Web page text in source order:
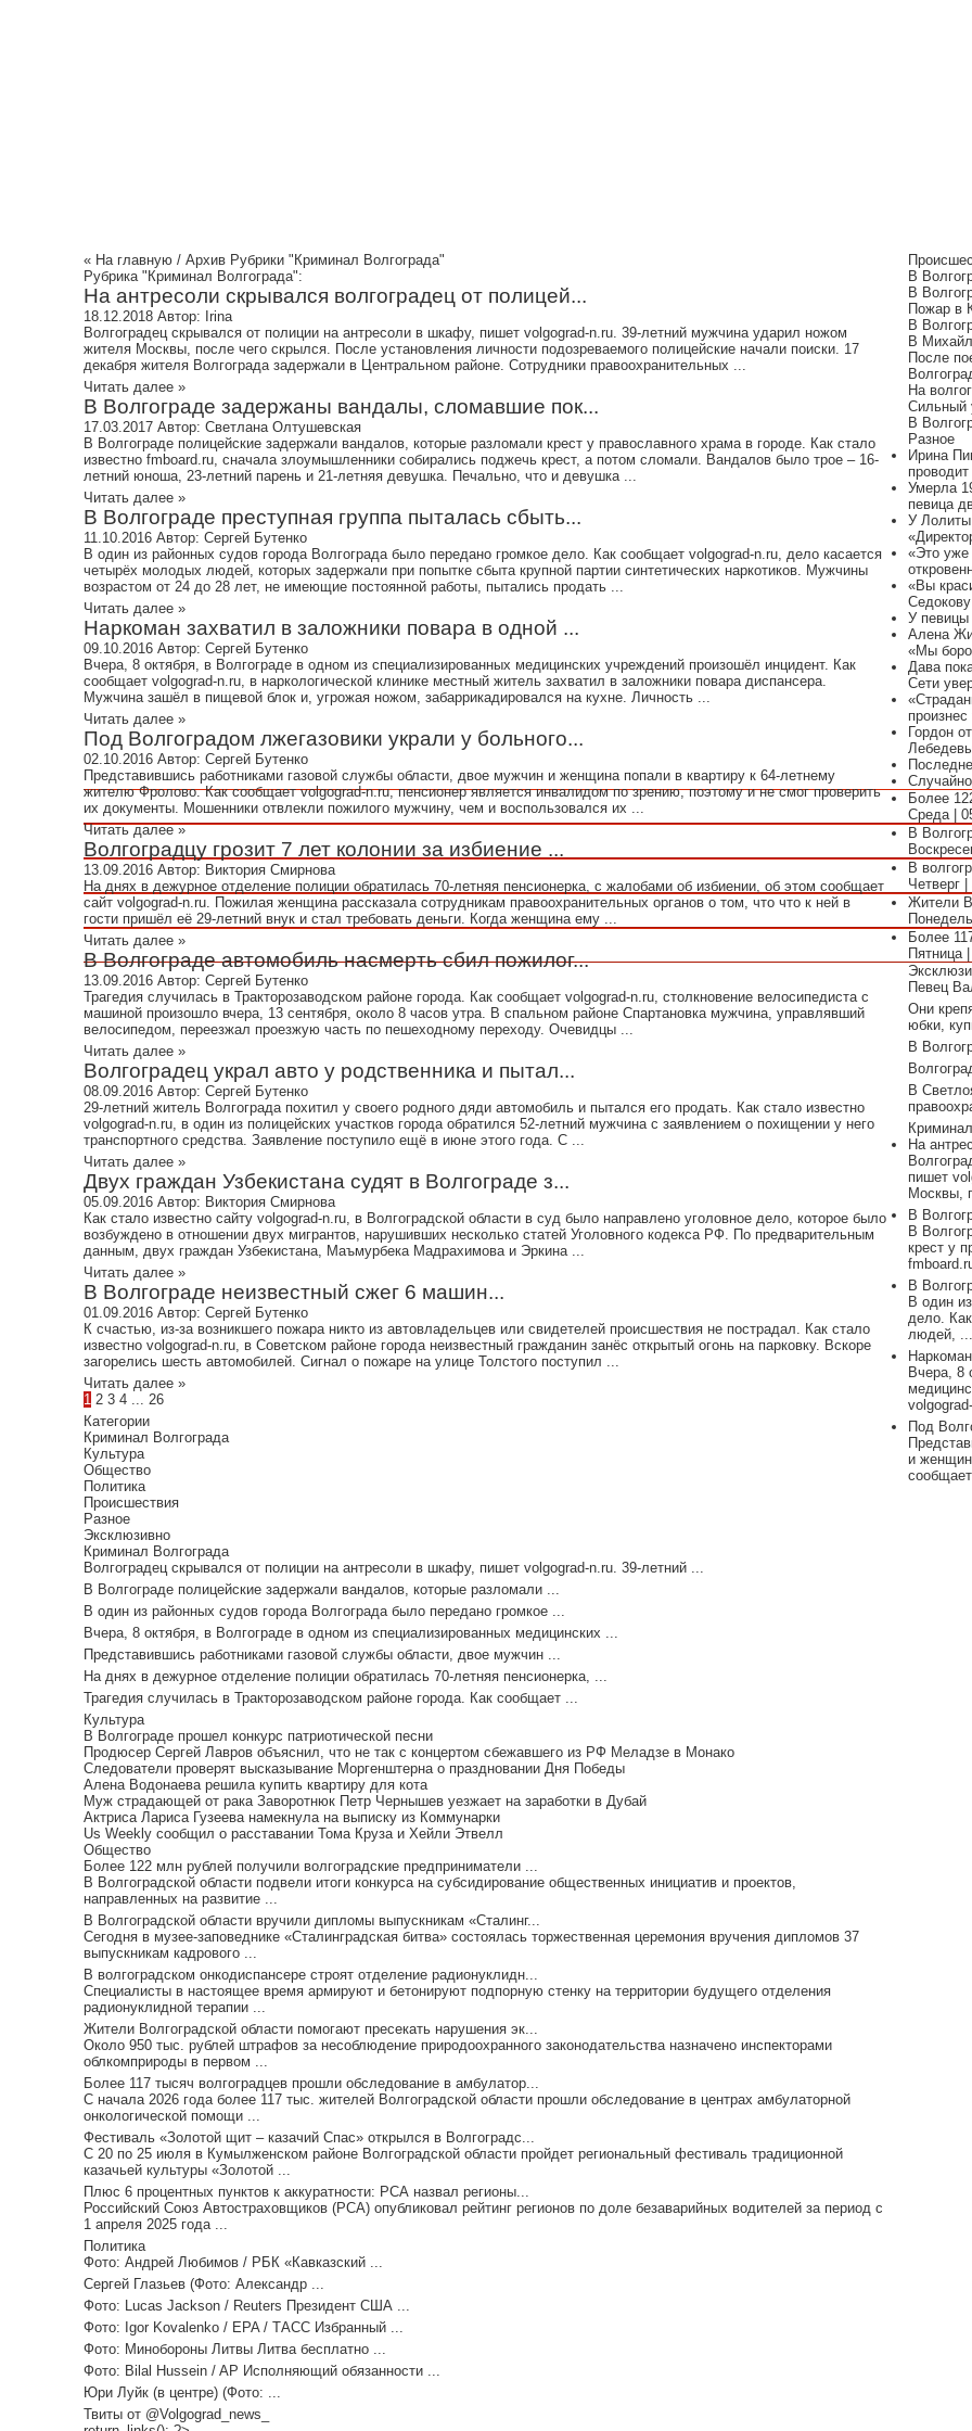
« На главную / Архив Рубрики "Криминал Волгограда"
Рубрика "Криминал Волгограда":
На антресоли скрывался волгоградец от полицей...
18.12.2018 Автор: Irina
Волгоградец скрывался от полиции на антресоли в шкафу, пишет volgograd-n.ru. 39-летний мужчина ударил ножом
жителя Москвы, после чего скрылся. После установления личности подозреваемого полицейские начали поиски. 17
декабря жителя Волгограда задержали в Центральном районе. Сотрудники правоохранительных ...
Читать далее »
В Волгограде задержаны вандалы, сломавшие пок...
17.03.2017 Автор: Светлана Олтушевская
В Волгограде полицейские задержали вандалов, которые разломали крест у православного храма в городе. Как стало
известно fmboard.ru, сначала злоумышленники собирались поджечь крест, а потом сломали. Вандалов было трое – 16-
летний юноша, 23-летний парень и 21-летняя девушка. Печально, что и девушка ...
Читать далее »
В Волгограде преступная группа пыталась сбыть...
11.10.2016 Автор: Сергей Бутенко
В один из районных судов города Волгограда было передано громкое дело. Как сообщает volgograd-n.ru, дело касается
четырёх молодых людей, которых задержали при попытке сбыта крупной партии синтетических наркотиков. Мужчины
возрастом от 24 до 28 лет, не имеющие постоянной работы, пытались продать ...
Читать далее »
Наркоман захватил в заложники повара в одной ...
09.10.2016 Автор: Сергей Бутенко
Вчера, 8 октября, в Волгограде в одном из специализированных медицинских учреждений произошёл инцидент. Как
сообщает volgograd-n.ru, в наркологической клинике местный житель захватил в заложники повара диспансера.
Мужчина зашёл в пищевой блок и, угрожая ножом, забаррикадировался на кухне. Личность ...
Читать далее »
Под Волгоградом лжегазовики украли у больного...
02.10.2016 Автор: Сергей Бутенко
Представившись работниками газовой службы области, двое мужчин и женщина попали в квартиру к 64-летнему
жителю Фролово. Как сообщает volgograd-n.ru, пенсионер является инвалидом по зрению, поэтому и не смог проверить
их документы. Мошенники отвлекли пожилого мужчину, чем и воспользовался их ...
Читать далее »
Волгоградцу грозит 7 лет колонии за избиение ...
13.09.2016 Автор: Виктория Смирнова
На днях в дежурное отделение полиции обратилась 70-летняя пенсионерка, с жалобами об избиении, об этом сообщает
сайт volgograd-n.ru. Пожилая женщина рассказала сотрудникам правоохранительных органов о том, что что к ней в
гости пришёл её 29-летний внук и стал требовать деньги. Когда женщина ему ...
Читать далее »
В Волгограде автомобиль насмерть сбил пожилог...
13.09.2016 Автор: Сергей Бутенко
Трагедия случилась в Тракторозаводском районе города. Как сообщает volgograd-n.ru, столкновение велосипедиста с
машиной произошло вчера, 13 сентября, около 8 часов утра. В спальном районе Спартановка мужчина, управлявший
велосипедом, переезжал проезжую часть по пешеходному переходу. Очевидцы ...
Читать далее »
Волгоградец украл авто у родственника и пытал...
08.09.2016 Автор: Сергей Бутенко
29-летний житель Волгограда похитил у своего родного дяди автомобиль и пытался его продать. Как стало известно
volgograd-n.ru, в один из полицейских участков города обратился 52-летний мужчина с заявлением о похищении у него
транспортного средства. Заявление поступило ещё в июне этого года. С ...
Читать далее »
Двух граждан Узбекистана судят в Волгограде з...
05.09.2016 Автор: Виктория Смирнова
Как стало известно сайту volgograd-n.ru, в Волгоградской области в суд было направлено уголовное дело, которое было
возбуждено в отношении двух мигрантов, нарушивших несколько статей Уголовного кодекса РФ. По предварительным
данным, двух граждан Узбекистана, Маъмурбека Мадрахимова и Эркина ...
Читать далее »
В Волгограде неизвестный сжег 6 машин...
01.09.2016 Автор: Сергей Бутенко
К счастью, из-за возникшего пожара никто из автовладельцев или свидетелей происшествия не пострадал. Как стало
известно volgograd-n.ru, в Советском районе города неизвестный гражданин занёс открытый огонь на парковку. Вскоре
загорелись шесть автомобилей. Сигнал о пожаре на улице Толстого поступил ...
Читать далее »
1 2 3 4 ... 26
Категории
Криминал Волгограда
Культура
Общество
Политика
Происшествия
Разное
Эксклюзивно
Криминал Волгограда
Волгоградец скрывался от полиции на антресоли в шкафу, пишет volgograd-n.ru. 39-летний ...
В Волгограде полицейские задержали вандалов, которые разломали ...
В один из районных судов города Волгограда было передано громкое ...
Вчера, 8 октября, в Волгограде в одном из специализированных медицинских ...
Представившись работниками газовой службы области, двое мужчин ...
На днях в дежурное отделение полиции обратилась 70-летняя пенсионерка, ...
Трагедия случилась в Тракторозаводском районе города. Как сообщает ...
Культура
В Волгограде прошел конкурс патриотической песни
Продюсер Сергей Лавров объяснил, что не так с концертом сбежавшего из РФ Меладзе в Монако
Следователи проверят высказывание Моргенштерна о праздновании Дня Победы
Алена Водонаева решила купить квартиру для кота
Муж страдающей от рака Заворотнюк Петр Чернышев уезжает на заработки в Дубай
Актриса Лариса Гузеева намекнула на выписку из Коммунарки
Us Weekly сообщил о расставании Тома Круза и Хейли Этвелл
Общество
Более 122 млн рублей получили волгоградские предприниматели ...
В Волгоградской области подвели итоги конкурса на субсидирование общественных инициатив и проектов,
направленных на развитие ...
В Волгоградской области вручили дипломы выпускникам «Сталинг...
Сегодня в музее-заповеднике «Сталинградская битва» состоялась торжественная церемония вручения дипломов 37
выпускникам кадрового ...
В волгоградском онкодиспансере строят отделение радионуклидн...
Специалисты в настоящее время армируют и бетонируют подпорную стенку на территории будущего отделения
радионуклидной терапии ...
Жители Волгоградской области помогают пресекать нарушения эк...
Около 950 тыс. рублей штрафов за несоблюдение природоохранного законодательства назначено инспекторами
облкомприроды в первом ...
Более 117 тысяч волгоградцев прошли обследование в амбулатор...
С начала 2026 года более 117 тыс. жителей Волгоградской области прошли обследование в центрах амбулаторной
онкологической помощи ...
Фестиваль «Золотой щит – казачий Спас» открылся в Волгоградс...
С 20 по 25 июля в Кумылженском районе Волгоградской области пройдет региональный фестиваль традиционной
казачьей культуры «Золотой ...
Плюс 6 процентных пунктов к аккуратности: РСА назвал регионы...
Российский Союз Автостраховщиков (РСА) опубликовал рейтинг регионов по доле безаварийных водителей за период c
1 апреля 2025 года ...
Политика
Фото: Андрей Любимов / РБК «Кавказский ...
Сергей Глазьев (Фото: Александр ...
Фото: Lucas Jackson / Reuters Президент США ...
Фото: Igor Kovalenko / EPA / ТАСС Избранный ...
Фото: Минобороны Литвы Литва бесплатно ...
Фото: Bilal Hussein / AP Исполняющий обязанности ...
Юри Луйк (в центре) (Фото: ...
В
В
Пожар в
В
В
После
На
Сильный
В
Разное
Ирина
Умерла
певица
У Лолиты
«Это уже
«Вы
У певицы
Алена
«Мы
Дава
Сети
Гордон
Более
Среда |
В
В
Четверг
Жители
Более
Пятница
Певец
Они
юбки,
В
В
На
пишет
Москвы,
В
В
крест у
В
В один
дело.
людей, ...
Вчера, 8
Под
и
Твиты от @Volgograd_news_